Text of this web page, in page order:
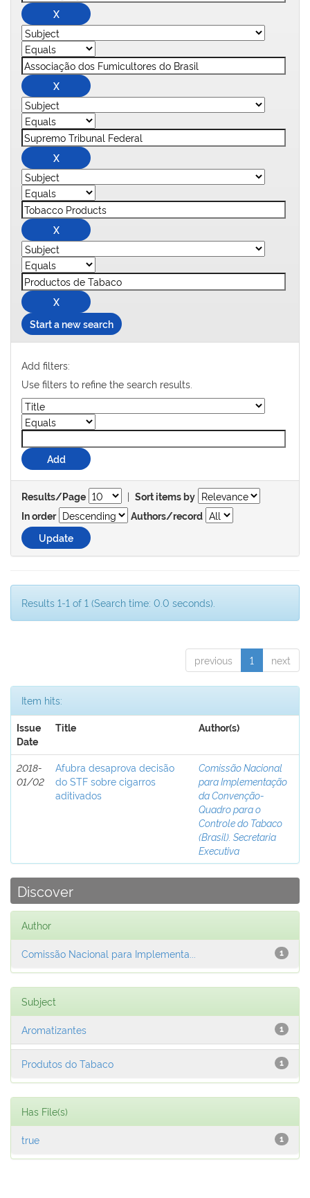
Start a new search
Add filters:
Use filters to refine the search results.
Results/Page | Sort items by
In order
Authors/record
Results 1-1 of 1 (Search time: 0.0 seconds).
previous 1 next
Item hits:
Issue
Date
Title Author(s)
2018-
01/02
Afubra desaprova decisão
do STF sobre cigarros
aditivados
Comissão Nacional
para Implementação
da Convenção-
Quadro para o
Controle do Tabaco
(Brasil). Secretaria
Executiva
Discover
Author
1
Comissão Nacional para Implementa...
Subject
1
Aromatizantes
1
Produtos do Tabaco
Has File(s)
1
true